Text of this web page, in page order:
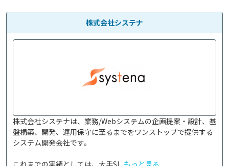
株式会社システナ
株式会社システナは、業務/Webシステムの企画提案・設計、基
盤構築、開発、運用保守に至るまでをワンストップで提供する
システム開発会社です。
これまでの実績としては、大手SI...もっと見る